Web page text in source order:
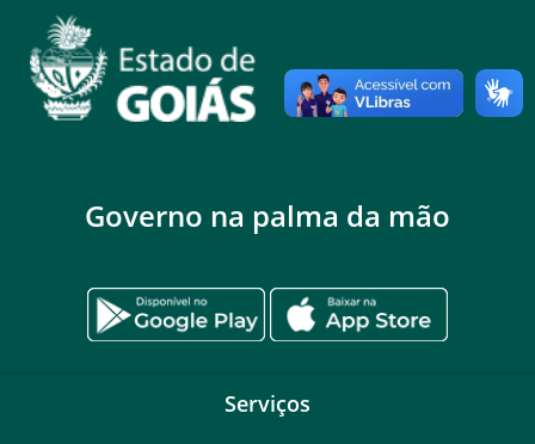
Governo na palma da mão
Serviços